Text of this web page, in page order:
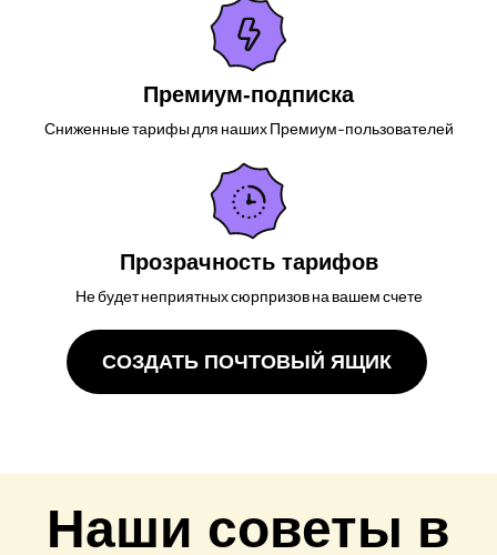
Премиум-подписка
Сниженные тарифы для наших Премиум-пользователей
Прозрачность тарифов
Не будет неприятных сюрпризов на вашем счете
СОЗДАТЬ ПОЧТОВЫЙ ЯЩИК
Наши советы в